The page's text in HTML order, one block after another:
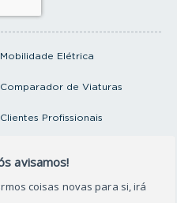
Mobilidade Elétrica
Comparador de Viaturas
Clientes Profissionais